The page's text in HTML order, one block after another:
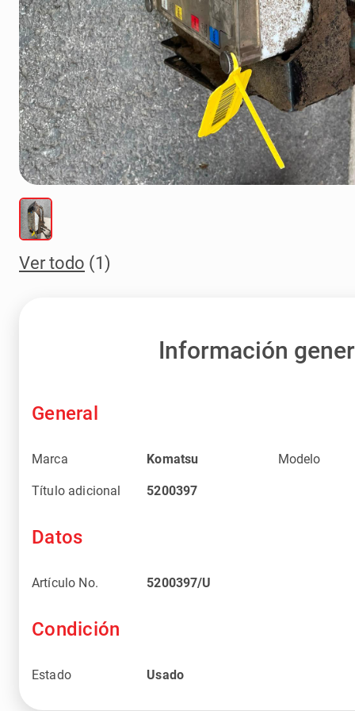
Ver todo (1)
Información
General
Marca Komatsu Modelo
Título adicional 5200397
Datos
Artículo No. 5200397/U
Condición
Estado Usado